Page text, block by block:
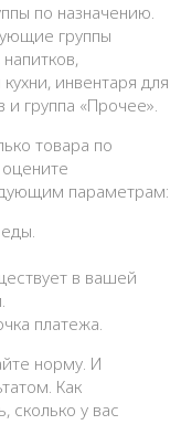
по назначению.
группы
инвентаря для
и группа «Прочее».
товара по
параметрам:
в вашей
платежа.
норму. И
Как
сколько у вас